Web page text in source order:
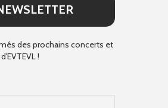
des prochains concerts et
!